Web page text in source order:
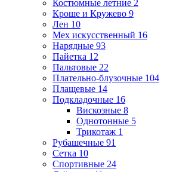
Костюмные летние 2
Кроше и Кружево 9
Лен 10
Мех искусственный 16
Нарядные 93
Пайетка 12
Пальтовые 22
Плательно-блузочные 104
Плащевые 14
Подкладочные 16
Вискозные 8
Однотонные 5
Трикотаж 1
Рубашечные 91
Сетка 10
Спортивные 24